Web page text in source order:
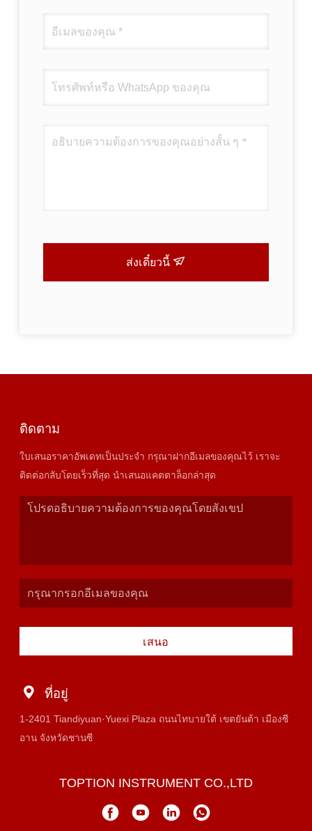
ส่งเดี๋ยวนี้
ติดตาม
ใบเสนอราคาอัพเดทเป็นประจำ กรุณาฝากอีเมลของคุณไว้ เราจะ
ติดต่อกลับโดยเร็วที่สุด นำเสนอแคตตาล็อกล่าสุด
เสนอ
ที่อยู่
1-2401 Tiandiyuan·Yuexi Plaza ถนนไทบายใต้ เขตยันต้า เมืองซี
อาน จังหวัดชานซี
TOPTION INSTRUMENT CO.,LTD